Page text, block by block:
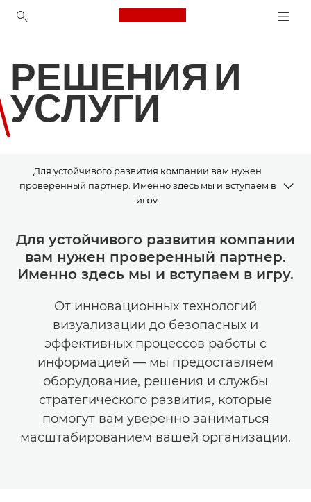
Canon Logo, back to
РЕШЕНИЯ И
УСЛУГИ
Для устойчивого развития компании вам нужен
проверенный партнер. Именно здесь мы и вступаем в
игру.
ОБЗОР
РЕШЕНИЯ И УСЛУГИ ДЛЯ БИЗНЕСА
РЕШЕНИЯ ДЛЯ РАБОТЫ С ИЗОБРАЖЕНИЯМИ
НОВАЯ АНАЛИТИКА
НОВЫЕ РЕЛИЗЫ
Для устойчивого развития компании
вам нужен проверенный партнер.
Именно здесь мы и вступаем в игру.
От инновационных технологий
визуализации до безопасных и
эффективных процессов работы с
информацией — мы предоставляем
оборудование, решения и службы
стратегического развития, которые
помогут вам уверенно заниматься
масштабированием вашей организации.